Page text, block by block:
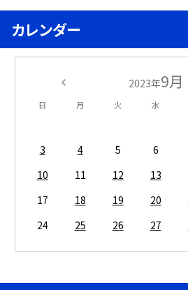
カレンダー
2023年9月
日 月 火 水
3
4 5 6
10
11 12 13
17
18 19 20
24
25 26 27